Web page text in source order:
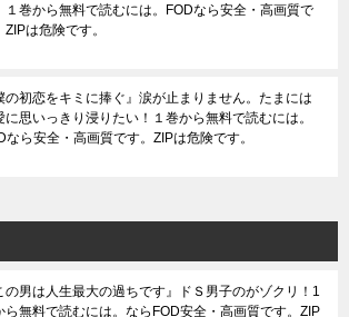
１巻から無料で読むには。FODなら安全・高画質で
ZIPは危険です。
の初恋をキミに捧ぐ』涙が止まりません。たまには
に思いっきり浸りたい！１巻から無料で読むには。
なら安全・高画質です。ZIPは危険です。
の男は人生最大の過ちです』ドＳ男子のがゾクリ！1
ら無料で読むには。ならFOD安全・高画質です。ZIP